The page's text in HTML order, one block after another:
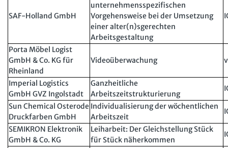
SAF-Holland GmbH
unternehmensspezifischen
Vorgehensweise bei der Umsetzung
einer alter(n)sgerechten
Arbeitsgestaltung
Porta Möbel Logist
GmbH & Co. KG für
Rheinland
Videoüberwachung
Imperial Logistics
GmbH GVZ Ingolstadt
Ganzheitliche
Arbeitszeitstrukturierung
Sun Chemical Osterode
Druckfarben GmbH
Individualisierung der wöchentlichen
Arbeitszeit
SEMIKRON Elektronik
GmbH & Co. KG
Leiharbeit: Der Gleichstellung Stück
für Stück näherkommen